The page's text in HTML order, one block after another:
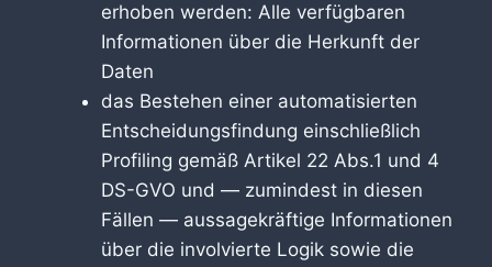
erhoben werden: Alle verfügbaren
Informationen über die Herkunft der
Daten
das Bestehen einer automatisierten
Entscheidungsfindung einschließlich
Profiling gemäß Artikel 22 Abs.1 und 4
DS-GVO und — zumindest in diesen
Fällen — aussagekräftige Informationen
über die involvierte Logik sowie die